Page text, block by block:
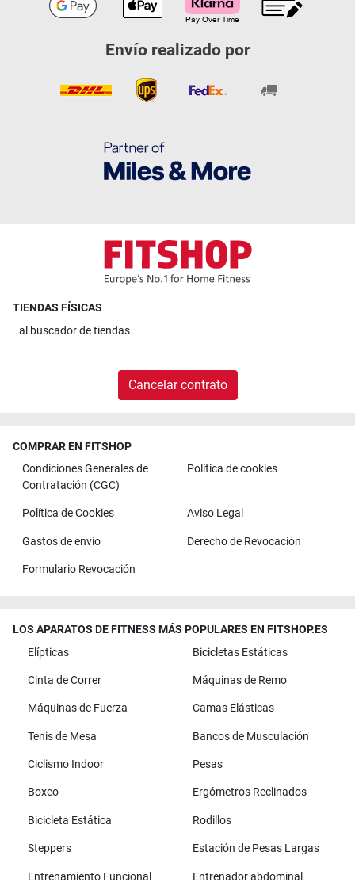
Envío realizado por
TIENDAS FÍSICAS
al buscador de tiendas
Cancelar contrato
COMPRAR EN FITSHOP
Condiciones Generales de
Contratación (CGC)
Política de cookies
Política de Cookies Aviso Legal
Gastos de envío Derecho de Revocación
Formulario Revocación
LOS APARATOS DE FITNESS MÁS POPULARES EN FITSHOP.ES
Elípticas
Bicicletas Estáticas
Cinta de Correr Máquinas de Remo
Máquinas de Fuerza Camas Elásticas
Tenis de Mesa Bancos de Musculación
Ciclismo Indoor Pesas
Boxeo Ergómetros Reclinados
Bicicleta Estática Rodillos
Steppers Estación de Pesas Largas
Entrenamiento Funcional Entrenador abdominal